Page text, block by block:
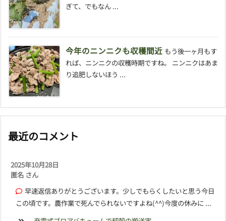
ぎて、でもなん ...
今年のニンニクも収穫間近 もう後一ヶ月もす
れば、ニンニクの収穫時期ですね。 ニンニクはあま
り追肥しないほう ...
最近のコメント
2025年10月28日
匿名 さん
早速返信ありがとうございます。少しでもらくしたいと思う今日
この頃です。農作業で死んでられないですよね(^^)今度の休みに ...